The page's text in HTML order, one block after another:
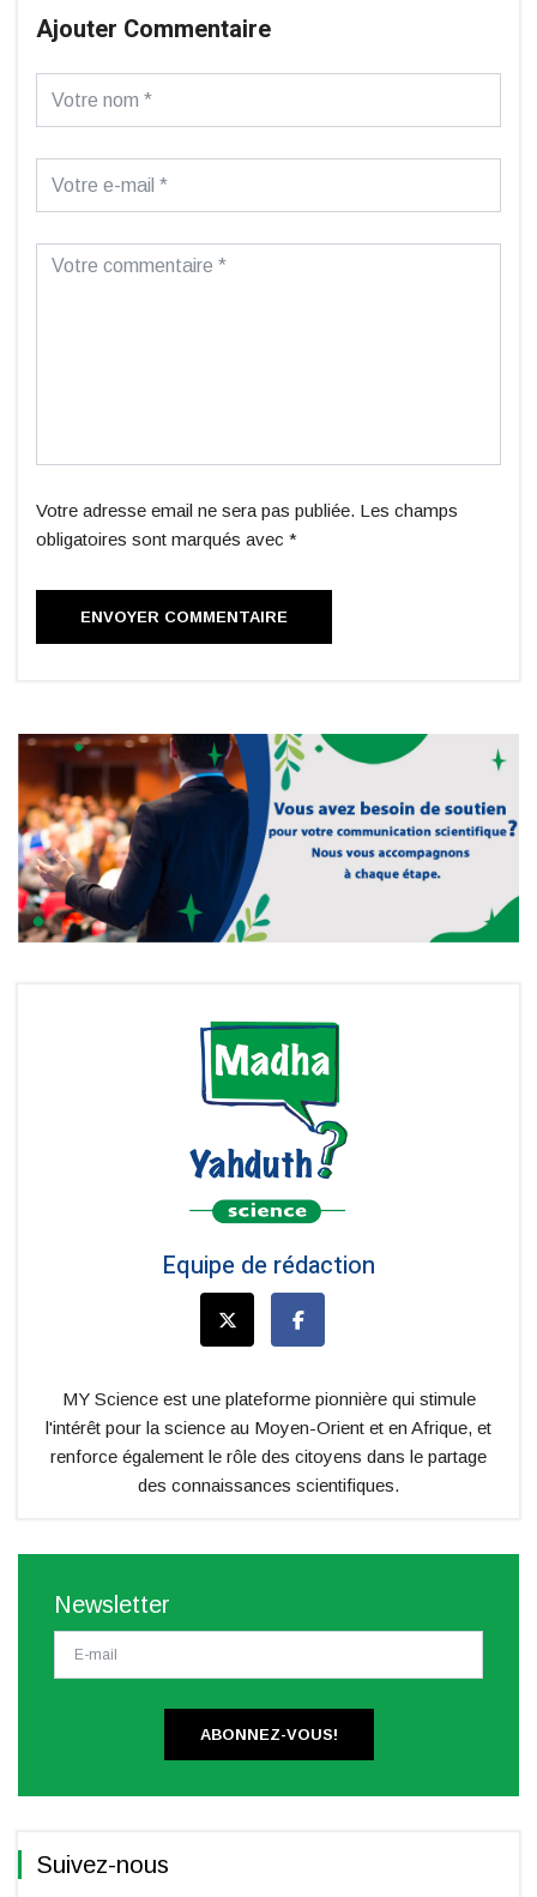
Ajouter Commentaire
Votre adresse email ne sera pas publiée. Les champs
obligatoires sont marqués avec *
ENVOYER COMMENTAIRE
Equipe de rédaction
MY Science est une plateforme pionnière qui stimule
l'intérêt pour la science au Moyen-Orient et en Afrique, et
renforce également le rôle des citoyens dans le partage
des connaissances scientifiques.
Newsletter
ABONNEZ-VOUS!
Suivez-nous